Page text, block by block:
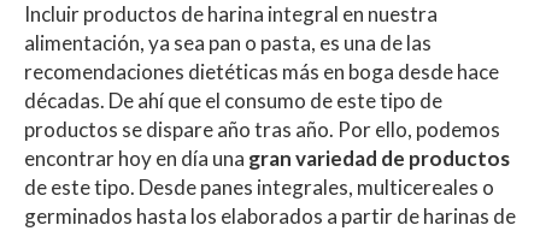
p
p
o
k
ti
r
Incluir productos de harina integral en nuestra
alimentación, ya sea pan o pasta, es una de las
recomendaciones dietéticas más en boga desde hace
décadas. De ahí que el consumo de este tipo de
productos se dispare año tras año. Por ello, podemos
encontrar hoy en día una gran variedad de productos
de este tipo. Desde panes integrales, multicereales o
germinados hasta los elaborados a partir de harinas de